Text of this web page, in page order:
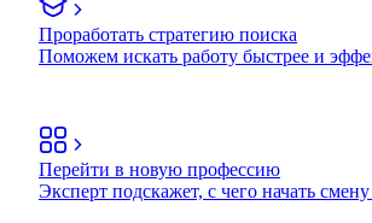
Проработать стратегию поиска
Поможем искать работу быстрее и
Перейти в новую профессию
Эксперт подскажет, с чего начать